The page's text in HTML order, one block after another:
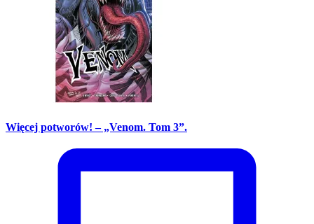
Więcej potworów! – „Venom. Tom 3”.